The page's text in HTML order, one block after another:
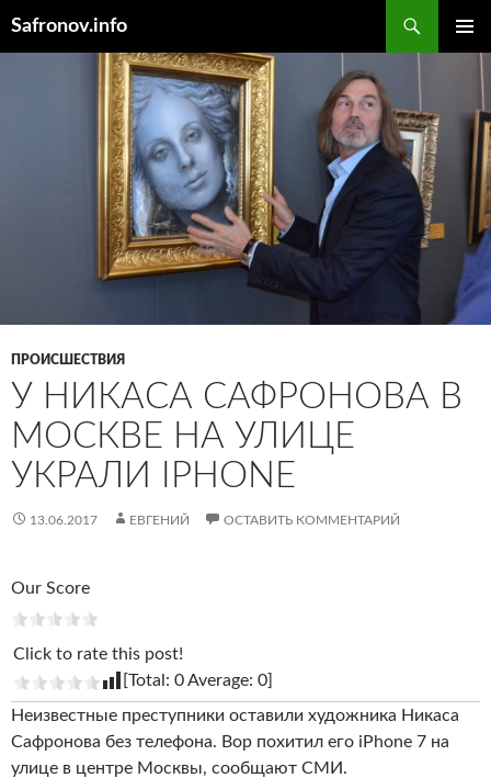
Safronov.info
МЕНЮ
СОДЕРЖИМОМУ
ПРОИСШЕСТВИЯ
У НИКАСА САФРОНОВА В
МОСКВЕ НА УЛИЦЕ
УКРАЛИ IPHONE
13.06.2017 ЕВГЕНИЙ ОСТАВИТЬ КОММЕНТАРИЙ
Our Score
Click to rate this post!
[Total: 0Average: 0]
Неизвестные преступники оставили художника Никаса
Сафронова без телефона. Вор похитил его iPhone 7 на
улице в центре Москвы, сообщают СМИ.